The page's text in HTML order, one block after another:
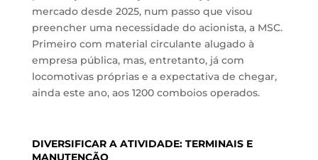
mercado desde 2025, num passo que visou
preencher uma necessidade do acionista, a MSC.
Primeiro com material circulante alugado à
empresa pública, mas, entretanto, já com
locomotivas próprias e a expectativa de chegar,
ainda este ano, aos 1200 comboios operados.
DIVERSIFICAR A ATIVIDADE: TERMINAIS E
MANUTENÇÃO